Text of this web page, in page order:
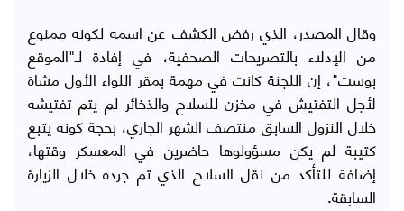
وقال المصدر، الذي رفض الكشف عن اسمه لكونه ممنوع
من الإدلاء بالتصريحات الصحفية، في إفادة لـ"الموقع
بوست"، إن اللجنة كانت في مهمة بمقر اللواء الأول مشاة
لأجل التفتيش في مخزن للسلاح والذخائر لم يتم تفتيشه
خلال النزول السابق منتصف الشهر الجاري، بحجة كونه يتبع
كتيبة لم يكن مسؤولوها حاضرين في المعسكر وقتها،
إضافة للتأكد من نقل السلاح الذي تم جرده خلال الزيارة
السابقة.